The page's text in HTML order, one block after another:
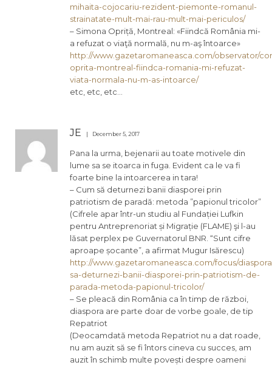
mihaita-cojocariu-rezident-piemonte-romanul-
strainatate-mult-mai-rau-mult-mai-periculos/
– Simona Opriță, Montreal: «Fiindcă România mi-
a refuzat o viaţă normală, nu m-aş întoarce»
http://www.gazetaromaneasca.com/observator/
oprita-montreal-fiindca-romania-mi-refuzat-
viata-normala-nu-m-as-intoarce/
etc, etc, etc…
JE December 5, 2017
Pana la urma, bejenarii au toate motivele din
lume sa se itoarca in fuga. Evident ca le va fi
foarte bine la intoarcerea in tara!
– Cum să deturnezi banii diasporei prin
patriotism de paradă: metoda ”papionul tricolor”
(Cifrele apar într-un studiu al Fundației Lufkin
pentru Antreprenoriat și Migrație (FLAME) şi l-au
lăsat perplex pe Guvernatorul BNR. “Sunt cifre
aproape șocante”, a afirmat Mugur Isărescu)
http://www.gazetaromaneasca.com/focus/
sa-deturnezi-banii-diasporei-prin-patriotism-de-
parada-metoda-papionul-tricolor/
– Se pleacă din România ca în timp de război,
diaspora are parte doar de vorbe goale, de tip
Repatriot
(Deocamdată metoda Repatriot nu a dat roade,
nu am auzit să se fi întors cineva cu succes, am
auzit în schimb multe povești despre oameni